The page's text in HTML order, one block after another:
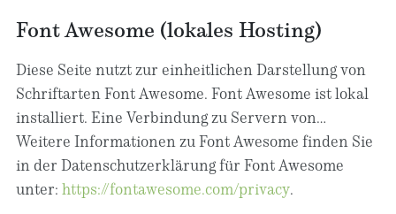
Font Awesome (lokales Hosting)
Diese Seite nutzt zur einheitlichen Darstellung von
Schriftarten Font Awesome. Font Awesome ist lokal
installiert. Eine Verbindung zu Servern von
Fonticons, Inc. findet dabei nicht statt.
Weitere Informationen zu Font Awesome finden Sie
in der Datenschutzerklärung für Font Awesome
unter: https://fontawesome.com/privacy.